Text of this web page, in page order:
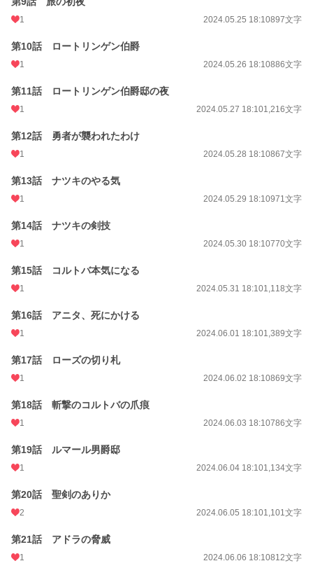
1 2024.05.25 18:10897文字
第10話 ロートリンゲン伯爵
1 2024.05.26 18:10886文字
第11話 ロートリンゲン伯爵邸の夜
1 2024.05.27 18:101,216文字
第12話 勇者が襲われたわけ
1 2024.05.28 18:10867文字
第13話 ナツキのやる気
1 2024.05.29 18:10971文字
第14話 ナツキの剣技
1 2024.05.30 18:10770文字
第15話 コルトバ本気になる
1 2024.05.31 18:101,118文字
第16話 アニタ、死にかける
1 2024.06.01 18:101,389文字
第17話 ローズの切り札
1 2024.06.02 18:10869文字
第18話 斬撃のコルトバの爪痕
1 2024.06.03 18:10786文字
第19話 ルマール男爵邸
1 2024.06.04 18:101,134文字
第20話 聖剣のありか
2 2024.06.05 18:101,101文字
第21話 アドラの脅威
1 2024.06.06 18:10812文字